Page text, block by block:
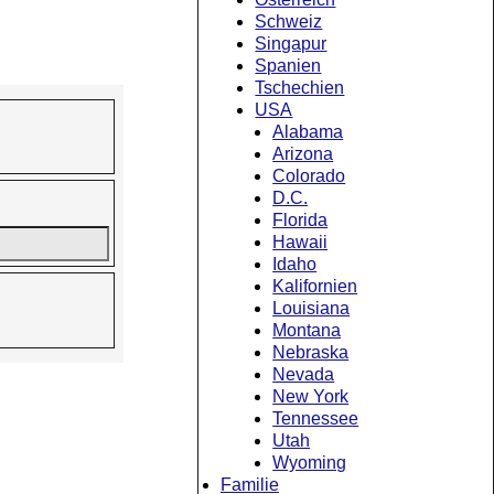
Schweiz
Singapur
Spanien
Tschechien
USA
Alabama
Arizona
Colorado
D.C.
Florida
Hawaii
Idaho
Kalifornien
Louisiana
Montana
Nebraska
Nevada
New York
Tennessee
Utah
Wyoming
Familie